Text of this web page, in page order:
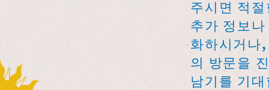
주시면 적
추가 정보
화하시거
의 방문을
남기를 기